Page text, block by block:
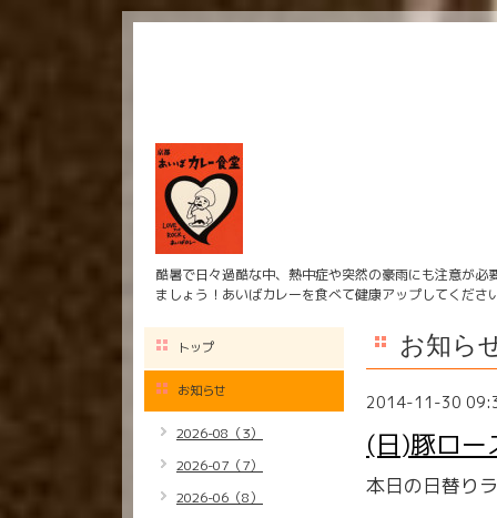
酷暑で日々過酷な中、熱中症や突然の豪雨にも注意が
ましょう！あいばカレーを食べて健康アップしてくださ
お知ら
2014-11-30
(日)豚ロー
本日の日替り
トップ
お知らせ
2026-08（3）
2026-07（7）
2026-06（8）